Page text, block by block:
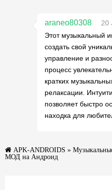
araneo80308
20
Этот музыкальный
создать свой
управление и
процесс
кратких
релаксации.
позволяет быстро
находка для
APK-ANDROIDS »
МОД на Андроид